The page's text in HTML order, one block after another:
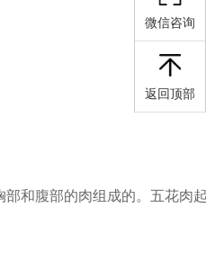
和腹部的肉组成的。五花肉
微信咨询
返回顶部